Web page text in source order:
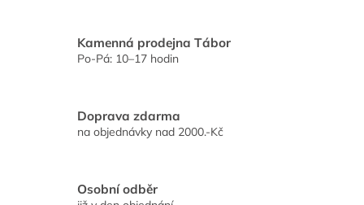
Kamenná prodejna Tábor
Po-Pá: 10–17 hodin
Doprava zdarma
na objednávky nad 2000.-Kč
Osobní odběr